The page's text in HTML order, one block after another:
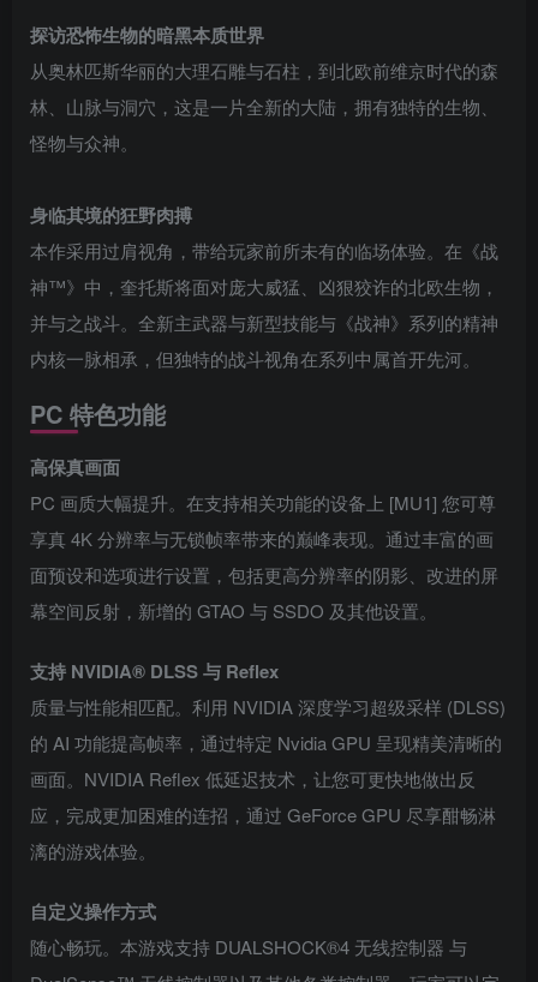
探访恐怖生物的暗黑本质世界
从奥林匹斯华丽的大理石雕与石柱，到北欧前维京时代的森
林、山脉与洞穴，这是一片全新的大陆，拥有独特的生物、
怪物与众神。
身临其境的狂野肉搏
本作采用过肩视角，带给玩家前所未有的临场体验。在《战
神™》中，奎托斯将面对庞大威猛、凶狠狡诈的北欧生物，
并与之战斗。全新主武器与新型技能与《战神》系列的精神
内核一脉相承，但独特的战斗视角在系列中属首开先河。
PC 特色功能
高保真画面
PC 画质大幅提升。在支持相关功能的设备上 [MU1] 您可尊
享真 4K 分辨率与无锁帧率带来的巅峰表现。通过丰富的画
面预设和选项进行设置，包括更高分辨率的阴影、改进的屏
幕空间反射，新增的 GTAO 与 SSDO 及其他设置。
支持 NVIDIA® DLSS 与 Reflex
质量与性能相匹配。利用 NVIDIA 深度学习超级采样 (DLSS)
的 AI 功能提高帧率，通过特定 Nvidia GPU 呈现精美清晰的
画面。NVIDIA Reflex 低延迟技术，让您可更快地做出反
应，完成更加困难的连招，通过 GeForce GPU 尽享酣畅淋
漓的游戏体验。
自定义操作方式
随心畅玩。本游戏支持 DUALSHOCK®4 无线控制器 与